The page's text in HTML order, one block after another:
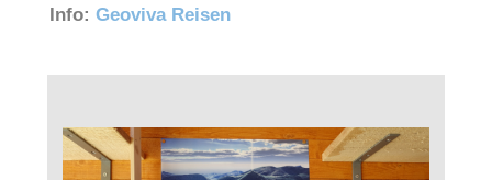
Info: Geoviva Reisen